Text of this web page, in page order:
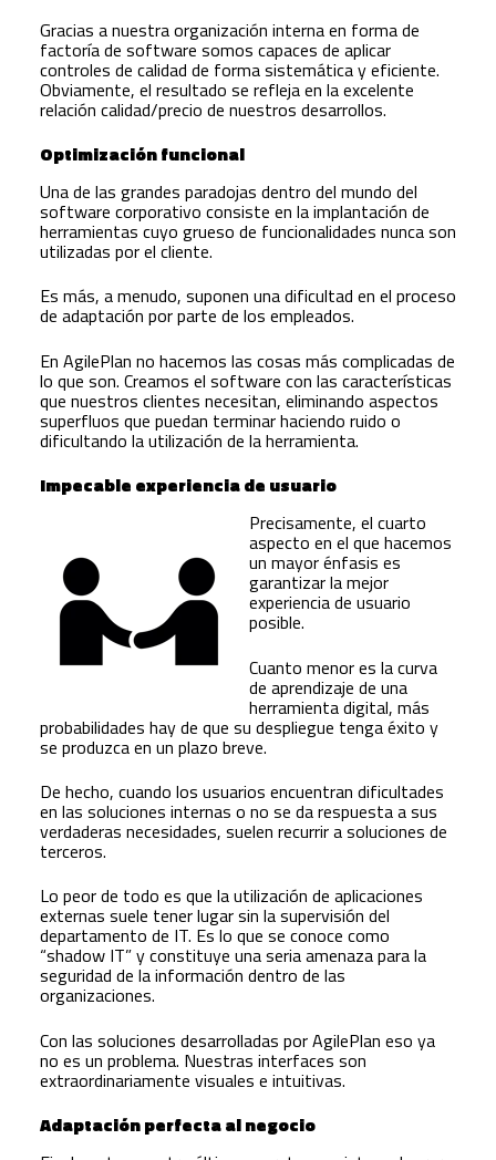
Gracias a nuestra organización interna en forma de
factoría de software somos capaces de aplicar
controles de calidad de forma sistemática y eficiente.
Obviamente, el resultado se refleja en la excelente
relación calidad/precio de nuestros desarrollos.
Optimización funcional
Una de las grandes paradojas dentro del mundo del
software corporativo consiste en la implantación de
herramientas cuyo grueso de funcionalidades nunca son
utilizadas por el cliente.
Es más, a menudo, suponen una dificultad en el proceso
de adaptación por parte de los empleados.
En AgilePlan no hacemos las cosas más complicadas de
lo que son. Creamos el software con las características
que nuestros clientes necesitan, eliminando aspectos
superfluos que puedan terminar haciendo ruido o
dificultando la utilización de la herramienta.
Impecable experiencia de usuario
Precisamente, el cuarto
aspecto en el que hacemos
un mayor énfasis es
garantizar la mejor
experiencia de usuario
posible.
Cuanto menor es la curva
de aprendizaje de una
herramienta digital, más
probabilidades hay de que su despliegue tenga éxito y
se produzca en un plazo breve.
De hecho, cuando los usuarios encuentran dificultades
en las soluciones internas o no se da respuesta a sus
verdaderas necesidades, suelen recurrir a soluciones de
terceros.
Lo peor de todo es que la utilización de aplicaciones
externas suele tener lugar sin la supervisión del
departamento de IT. Es lo que se conoce como
“shadow IT” y constituye una seria amenaza para la
seguridad de la información dentro de las
organizaciones.
Con las soluciones desarrolladas por AgilePlan eso ya
no es un problema. Nuestras interfaces son
extraordinariamente visuales e intuitivas.
Adaptación perfecta al negocio